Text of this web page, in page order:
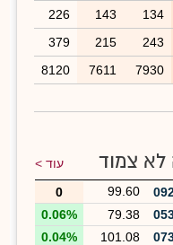
134
143
226
243
215
379
7930
7611
8120
לא צמוד
עוד >
99.60
0
79.38
0.06%
101.08
0.04%